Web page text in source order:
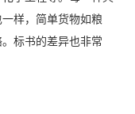
样，简单货物如粮
标书的差异也非常